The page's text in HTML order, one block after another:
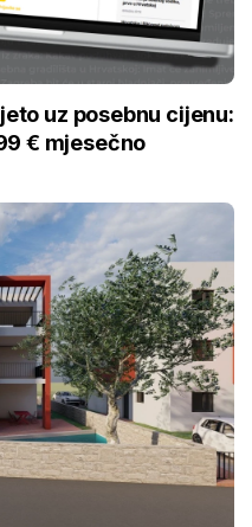
uz posebnu cijenu:
€ mjesečno